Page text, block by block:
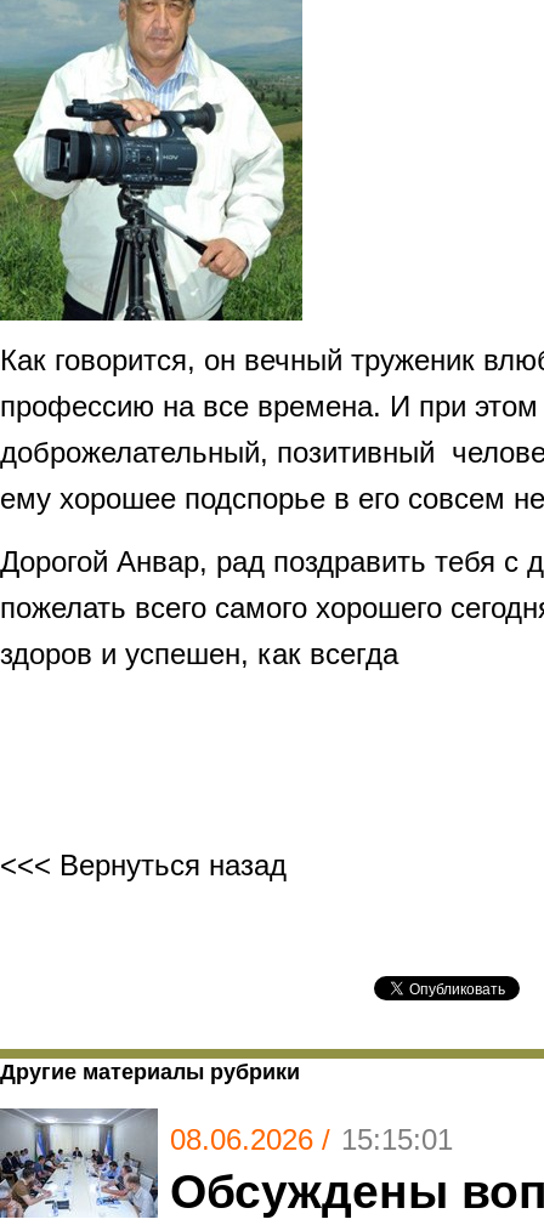
Как говорится, он вечный труженик
профессию на все времена. И при этом
доброжелательный, позитивный
ему хорошее подспорье в его совсем
Дорогой Анвар, рад поздравить тебя с
пожелать всего самого хорошего
здоров и успешен, как всегда
<<< Вернуться назад
Другие материалы рубрики
08.06.2026 / 15:15:01
Обсуждены